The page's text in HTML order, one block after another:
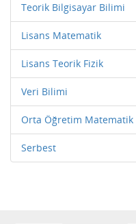
Teorik Bilgisayar Bilimi
Lisans Matematik
Lisans Teorik Fizik
Veri Bilimi
Orta Öğretim Matematik
Serbest